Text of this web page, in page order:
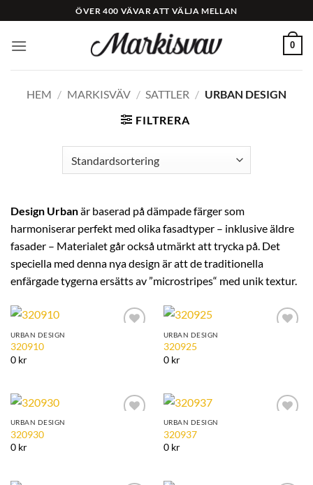
to
content
ÖVER 400 VÄVAR ATT VÄLJA MELLAN
0
HEM / MARKISVÄV / SATTLER / URBAN DESIGN
FILTRERA
Design Urbanär baserad på dämpade färger som
harmoniserar perfekt med olika fasadtyper – inklusive äldre
fasader – Materialet går också utmärkt att trycka på. Det
speciella med denna nya design är att de traditionella
enfärgade tygerna ersätts av ”microstripes“ med unik textur.
URBAN DESIGN
320910
0 kr
URBAN DESIGN
320925
0 kr
URBAN DESIGN
320930
0 kr
URBAN DESIGN
320937
0 kr